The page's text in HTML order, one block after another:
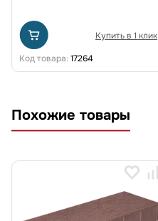
Купить в 1 клик
Код товара: 17264
Похожие товары